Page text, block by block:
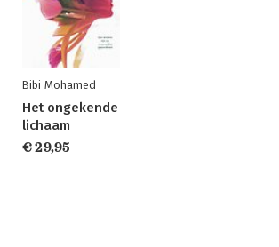
Bibi Mohamed
Het ongekende
lichaam
€ 29,95